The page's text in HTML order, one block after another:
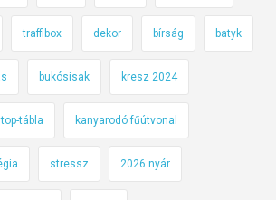
traffibox dekor bírság batyk
bukósisak kresz 2024
tábla kanyarodó fűútvonal
stressz 2026 nyár